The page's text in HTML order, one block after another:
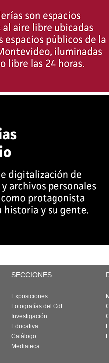
SECCIONES
Exposiciones
Fotografías del CdF
Investigación
Educativa
Catálogo
Mediateca